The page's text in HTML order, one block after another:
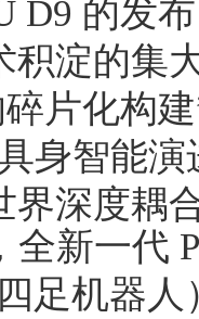
D9 的发
积淀的集
片化构
身智能
界深度耦
全新一代
足机器